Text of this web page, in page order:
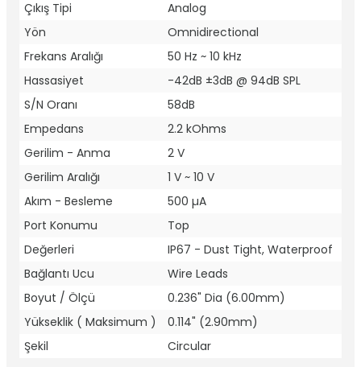
Çıkış Tipi
Analog
Yön
Omnidirectional
Frekans Aralığı
50 Hz ~ 10 kHz
Hassasiyet
-42dB ±3dB @ 94dB SPL
S/N Oranı
58dB
Empedans
2.2 kOhms
Gerilim - Anma
2 V
Gerilim Aralığı
1 V ~ 10 V
Akım - Besleme
500 µA
Port Konumu
Top
Değerleri
IP67 - Dust Tight, Waterproof
Bağlantı Ucu
Wire Leads
Boyut / Ölçü
0.236" Dia (6.00mm)
Yükseklik ( Maksimum )
0.114" (2.90mm)
Şekil
Circular